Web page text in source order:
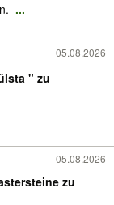
...
05.08.2026
" zu
05.08.2026
zu